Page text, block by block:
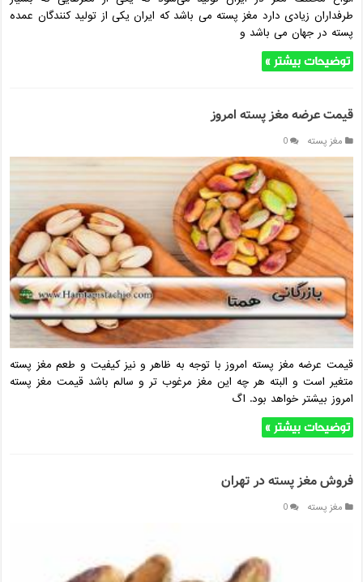
طرفداران زیادی دارد مغز پسته می باشد که ایران یکی از تولید کنندگان عمده
پسته در جهان می باشد و
توضیحات بیشتر »
قیمت عرضه مغز پسته امروز
مغز پسته 0
قیمت عرضه مغز پسته امروز با توجه به ظاهر و نیز کیفیت و طعم مغز پسته
متغیر است و البته هر چه این مغز مرغوب تر و سالم باشد قیمت مغز پسته
امروز بیشتر خواهد بود. اگ
توضیحات بیشتر »
فروش مغز پسته در تهران
مغز پسته 0